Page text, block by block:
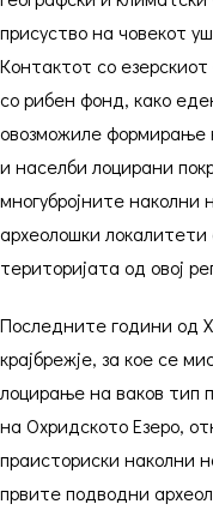
присуство на човекот
Контактот со
со рибен фонд, како
овозможиле формирање
и населби лоцирани
многубројните
археолошки
територијата од овој
Последните години од
крајбрежје, за кое се
лоцирање на ваков тип
на Охридското Езеро,
праисториски наколни
првите подводни